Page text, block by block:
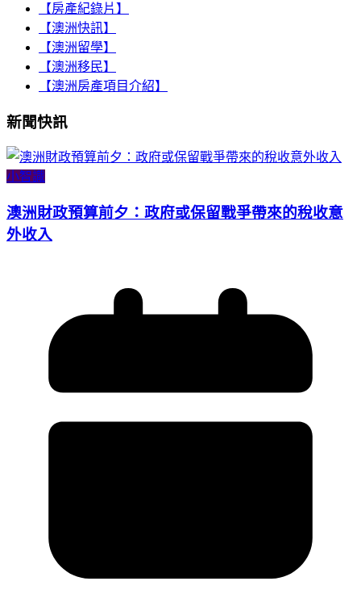
【房產紀錄片】
【澳洲快訊】
【澳洲留學】
【澳洲移民】
【澳洲房產項目介紹】
新聞快訊
小智識
澳洲財政預算前夕：政府或保留戰爭帶來的稅收意
外收入